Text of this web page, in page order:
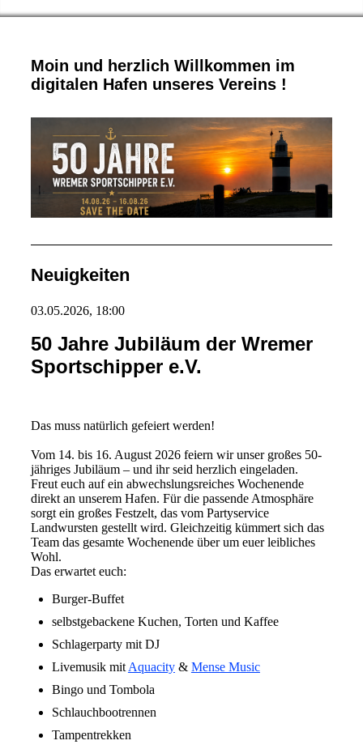
Moin und herzlich Willkommen im
digitalen Hafen unseres Vereins !
Neuigkeiten
03.05.2026, 18:00
50 Jahre Jubiläum der Wremer
Sportschipper e.V.
Das muss natürlich gefeiert werden!
Vom 14. bis 16. August 2026 feiern wir unser großes 50-
jähriges Jubiläum – und ihr seid herzlich eingeladen.
Freut euch auf ein abwechslungsreiches Wochenende
direkt an unserem Hafen. Für die passende Atmosphäre
sorgt ein großes Festzelt, das vom Partyservice
Landwursten gestellt wird. Gleichzeitig kümmert sich das
Team das gesamte Wochenende über um euer leibliches
Wohl.
Das erwartet euch:
Burger-Buffet
selbstgebackene Kuchen, Torten und Kaffee
Schlagerparty mit DJ
Livemusik mit Aquacity& Mense Music
Bingo und Tombola
Schlauchbootrennen
Tampentrekken